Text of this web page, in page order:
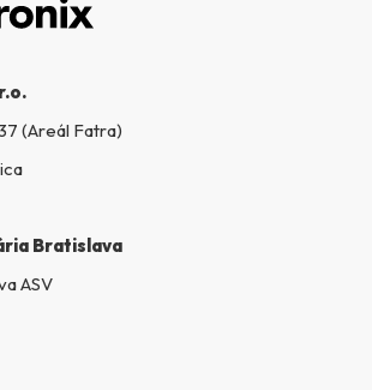
(Areál Fatra)
Bratislava
ASV